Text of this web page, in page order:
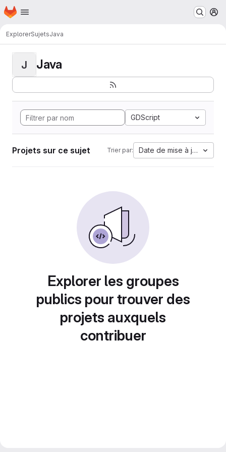
Passer au contenu principal
Page d'accueil
ExplorerSujetsJava
J Java
GDScript
Projets sur ce sujet Trier par: Date de mise à jour
Explorer les groupes
publics pour trouver des
projets auxquels
contribuer